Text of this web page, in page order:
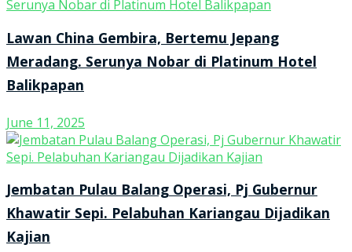
Lawan China Gembira, Bertemu Jepang
Meradang. Serunya Nobar di Platinum Hotel
Balikpapan
June 11, 2025
Jembatan Pulau Balang Operasi, Pj Gubernur
Khawatir Sepi. Pelabuhan Kariangau Dijadikan
Kajian